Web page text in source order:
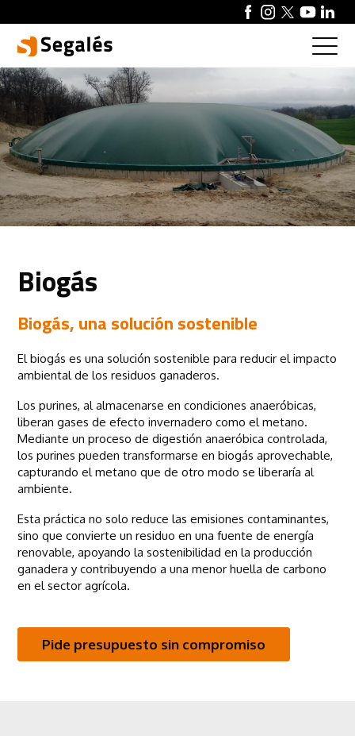
Biogás
Biogás, una solución sostenible
El biogás es una solución sostenible para reducir el impacto
ambiental de los residuos ganaderos.
Los purines, al almacenarse en condiciones anaeróbicas,
liberan gases de efecto invernadero como el metano.
Mediante un proceso de digestión anaeróbica controlada,
los purines pueden transformarse en biogás aprovechable,
capturando el metano que de otro modo se liberaría al
ambiente.
Esta práctica no solo reduce las emisiones contaminantes,
sino que convierte un residuo en una fuente de energía
renovable, apoyando la sostenibilidad en la producción
ganadera y contribuyendo a una menor huella de carbono
en el sector agrícola.
Pide presupuesto sin compromiso